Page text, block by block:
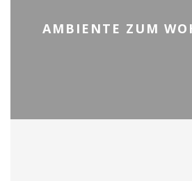
AMBIENTE ZUM